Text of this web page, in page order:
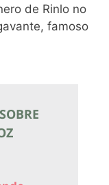
de Rinlo no
famoso